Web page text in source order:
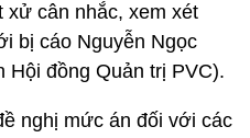
xử cân nhắc, xem xét
bị cáo Nguyễn Ngọc
Hội đồng Quản trị PVC).
nghị mức án đối với các